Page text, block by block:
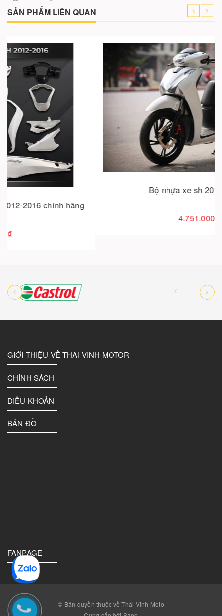
SẢN PHẨM LIÊN QUAN
Bộ nhựa xe sh 2017 - 2019
GIỚI THIỆU VỀ THAI VINH MOTOR
CHÍNH SÁCH
ĐIỀU KHOẢN
BẢN ĐỒ
FANPAGE
© Bản quyền thuộc về Thái Vinh Moto